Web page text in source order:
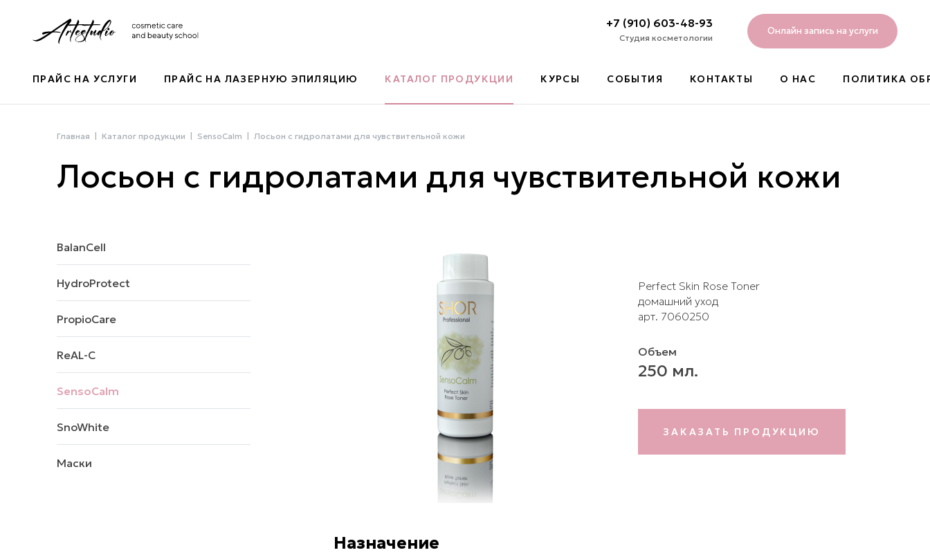
+7 (910) 603-48-93
Студия косметологии
Онлайн запись на услуги
ПРАЙС НА УСЛУГИ ПРАЙС НА ЛАЗЕРНУЮ ЭПИЛЯЦИЮ КАТАЛОГ ПРОДУКЦИИ КУРСЫ СОБЫТИЯ КОНТАКТЫ О НАС ПОЛИТИКА
Главная Каталог продукции SensoCalm Лосьон с гидролатами для чувствительной кожи
Лосьон с гидролатами для чувствительной кожи
BalanCell
HydroProtect
PropioCare
ReAL-C
SensoCalm
SnoWhite
Маски
Perfect Skin Rose Toner
домашний уход
арт. 7060250
Объем
250 мл.
ЗАКАЗАТЬ ПРОДУКЦИЮ
Назначение